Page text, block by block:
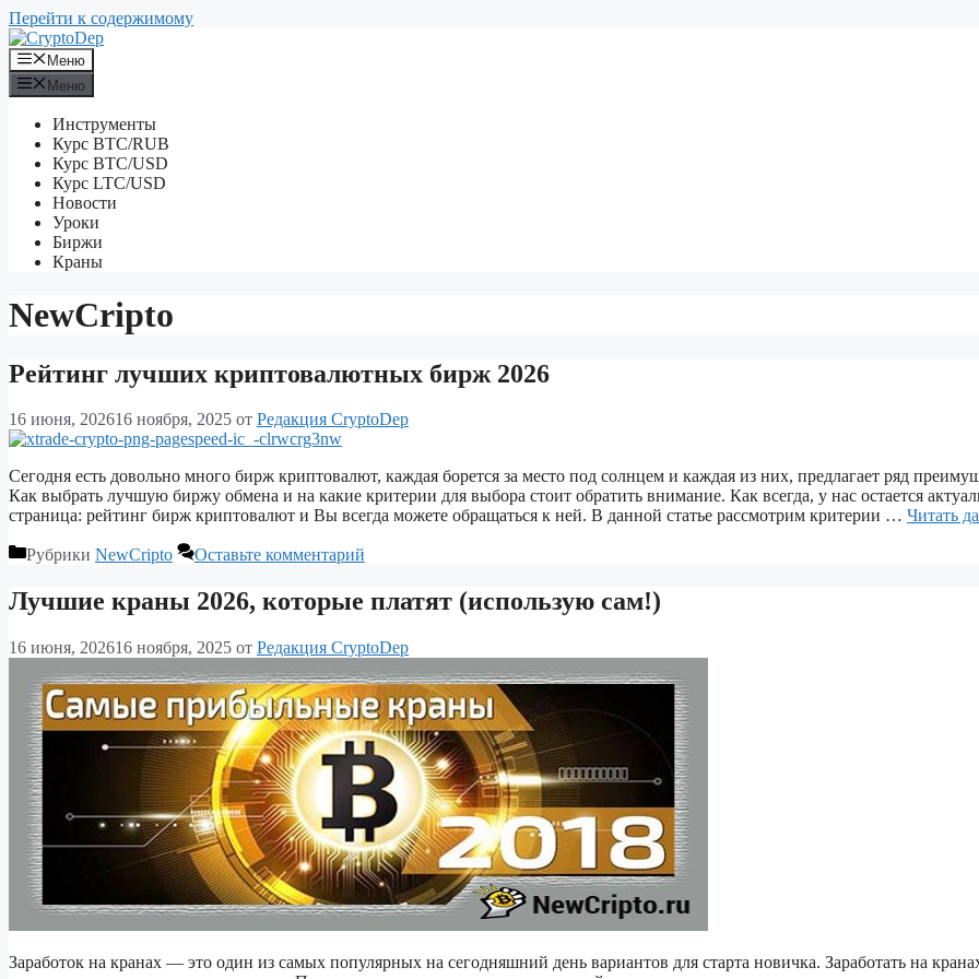
Перейти к содержимому
Меню
Меню
Инструменты
Курс BTC/RUB
Курс BTC/USD
Курс LTC/USD
Новости
Уроки
Биржи
Краны
NewCripto
Рейтинг лучших криптовалютных бирж 2026
16 июня, 202616 ноября, 2025 от Редакция CryptoDep
Сегодня есть довольно много бирж криптовалют, каждая борется за место под солнцем и каждая из них, предлагает ряд
Как выбрать лучшую биржу обмена и на какие критерии для выбора стоит обратить внимание. Как всегда, у нас остается
страница: рейтинг бирж криптовалют и Вы всегда можете обращаться к ней. В данной статье рассмотрим критерии … Читать
Рубрики NewCripto Оставьте комментарий
Лучшие краны 2026, которые платят (использую сам!)
16 июня, 202616 ноября, 2025 от Редакция CryptoDep
Заработок на кранах — это один из самых популярных на сегодняшний день вариантов для старта новичка. Заработать на